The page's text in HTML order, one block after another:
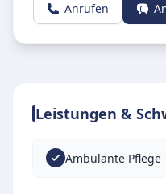
Anrufen
Leistungen &
Ambulante Pflege